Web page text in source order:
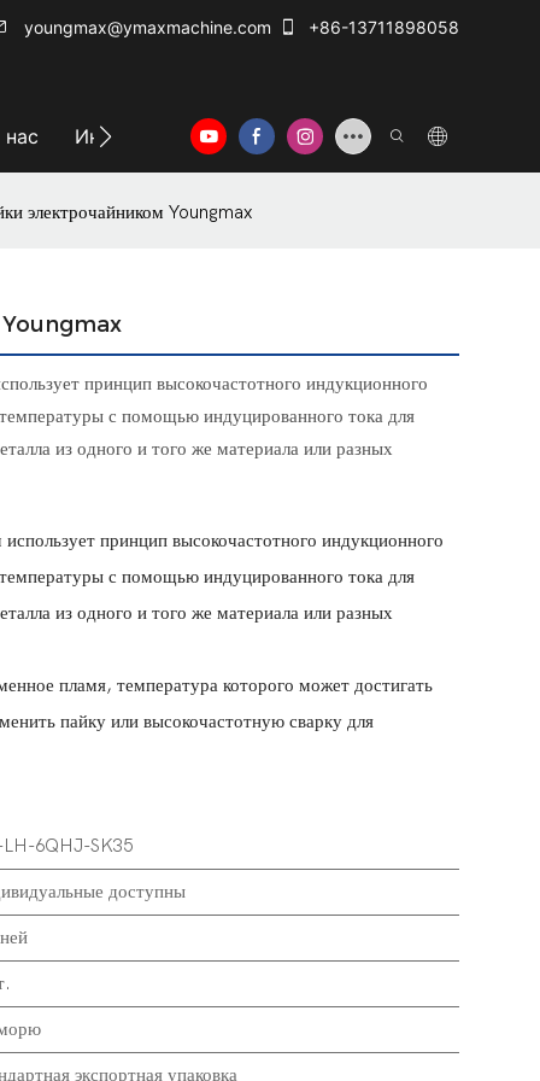
youngmax@ymaxmachine.com +86-13711898058
Информационный центр Свяжитесь с
электрочайником Youngmax
Youngmax
принцип высокочастотного индукционного
с помощью индуцированного тока для
из одного и того же материала или разных
принцип высокочастотного индукционного
с помощью индуцированного тока для
из одного и того же материала или разных
пламя, температура которого может достигать
пайку или высокочастотную сварку для
6QHJ-SK35
доступны
экспортная упаковка